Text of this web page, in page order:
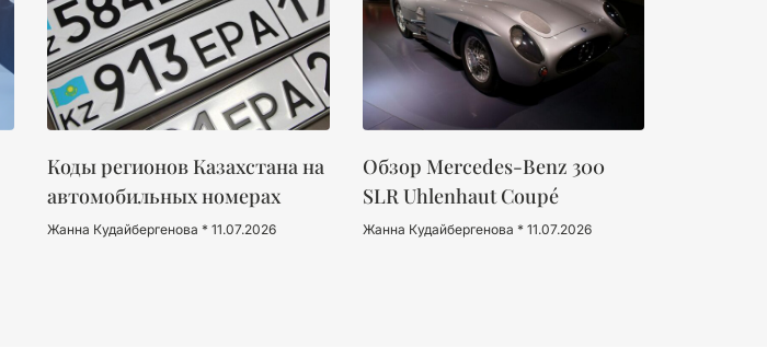
Коды регионов Казахстана на
автомобильных номерах
Жанна Кудайбергенова 11.07.2026
Обзор Mercedes-Benz 300
SLR Uhlenhaut Coupé
Жанна Кудайбергенова 11.07.2026